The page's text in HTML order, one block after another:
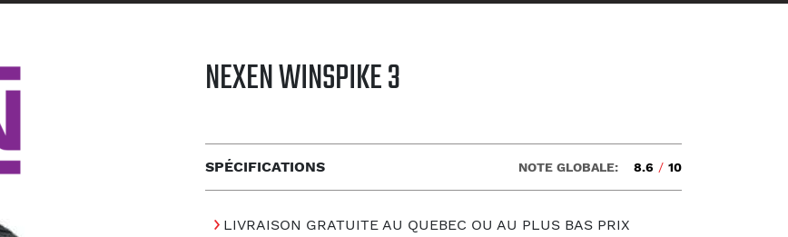
NEXEN WINSPIKE 3
SPÉCIFICATIONS NOTE GLOBALE: 8.6 / 10
LIVRAISON GRATUITE AU QUEBEC OU AU PLUS BAS PRIX